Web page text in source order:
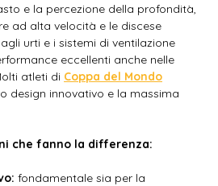
e la percezione della profondità,
ad alta velocità e le discese
urti e i sistemi di ventilazione
eccellenti anche nelle
atleti di Coppa del Mondo
design innovativo e la massima
che fanno la differenza:
fondamentale sia per la